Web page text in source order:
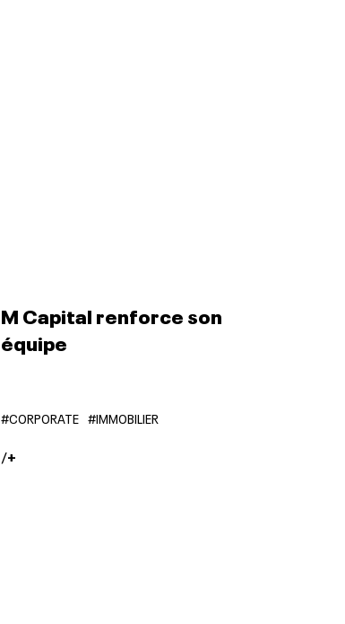
M Capital renforce son
équipe
#CORPORATE #IMMOBILIER
/+